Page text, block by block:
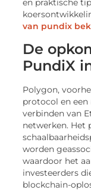
en praktische
van pundix
De
PundiX
Polygon,
protocol en
verbinden van
netwerken. Het
worden
waardoor het
investeerders
blockchain-